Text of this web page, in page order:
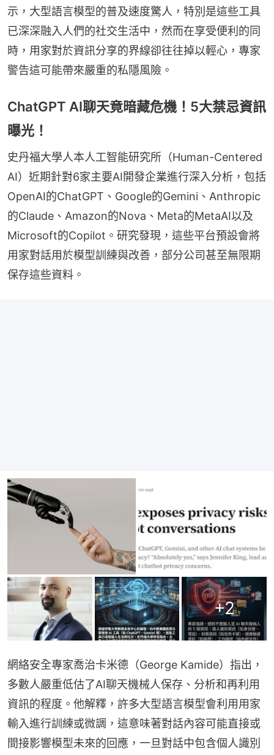
示，大型語言模型的普及速度驚人，特別是這些工具
已深深融入人們的社交生活中，然而在享受便利的同
時，用家對於資訊分享的界線卻往往掉以輕心，專家
警告這可能帶來嚴重的私隱風險。
ChatGPT AI聊天竟暗藏危機！5大禁忌資訊
曝光！
史丹福大學人本人工智能研究所（Human-Centered
AI）近期針對6家主要AI開發企業進行深入分析，包括
OpenAI的ChatGPT、Google的Gemini、Anthropic
的Claude、Amazon的Nova、Meta的MetaAI以及
Microsoft的Copilot。研究發現，這些平台預設會將
用家對話用於模型訓練與改善，部分公司甚至無限期
保存這些資料。
+2
網絡安全專家喬治卡米德（George Kamide）指出，
多數人嚴重低估了AI聊天機械人保存、分析和再利用
資訊的程度。他解釋，許多大型語言模型會利用用家
輸入進行訓練或微調，這意味著對話內容可能直接或
間接影響模型未來的回應，一旦對話中包含個人識別